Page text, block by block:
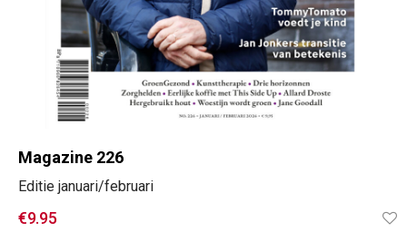
Magazine 226
Editie januari/februari
€9.95